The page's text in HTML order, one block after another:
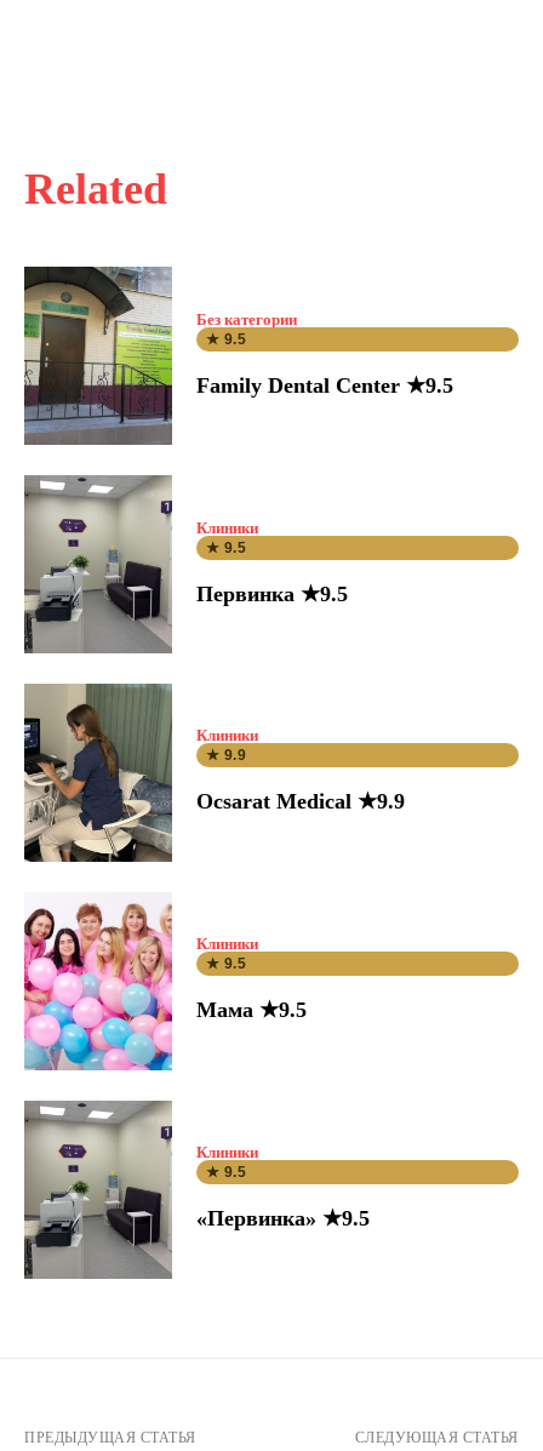
Related
Без категории
★ 9.5
Family Dental Center ★9.5
Клиники
★ 9.5
Первинка ★9.5
Клиники
★ 9.9
Ocsarat Medical ★9.9
Клиники
★ 9.5
Мама ★9.5
Клиники
★ 9.5
«Первинка» ★9.5
ПРЕДЫДУЩАЯ СТАТЬЯ СЛЕДУЮЩАЯ СТАТЬЯ